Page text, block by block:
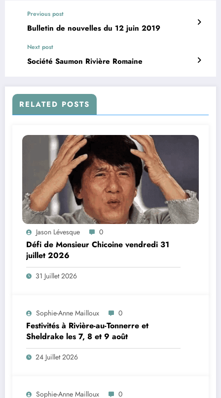
Previous post
Bulletin de nouvelles du 12 juin 2019
Next post
Société Saumon Rivière Romaine
RELATED POSTS
Jason Lévesque 0
Défi de Monsieur Chicoine vendredi 31
juillet 2026
31 Juillet 2026
Sophie-Anne Mailloux 0
Festivités à Rivière-au-Tonnerre et
Sheldrake les 7, 8 et 9 août
24 Juillet 2026
Sophie-Anne Mailloux 0